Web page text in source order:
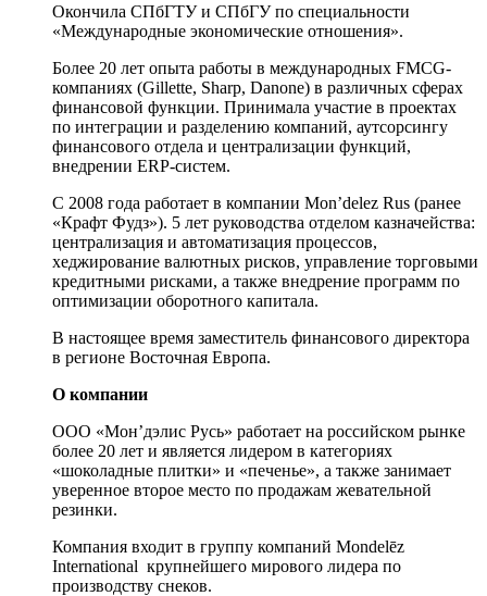
Окончила СПбГТУ и СПбГУ по специальности
«Международные экономические отношения».
Более 20 лет опыта работы в международных FMCG-
компаниях (Gillette, Sharp, Danone) в различных сферах
финансовой функции. Принимала участие в проектах
по интеграции и разделению компаний, аутсорсингу
финансового отдела и централизации функций,
внедрении ERP-систем.
С 2008 года работает в компании Mon’delez Rus (ранее
«Крафт Фудз»). 5 лет руководства отделом казначейства:
централизация и автоматизация процессов,
хеджирование валютных рисков, управление торговыми
кредитными рисками, а также внедрение программ по
оптимизации оборотного капитала.
В настоящее время заместитель финансового директора
в регионе Восточная Европа.
О компании
ООО «Мон’дэлис Русь» работает на российском рынке
более 20 лет и является лидером в категориях
«шоколадные плитки» и «печенье», а также занимает
уверенное второе место по продажам жевательной
резинки.
Компания входит в группу компаний Mondelēz
International крупнейшего мирового лидера по
производству снеков.